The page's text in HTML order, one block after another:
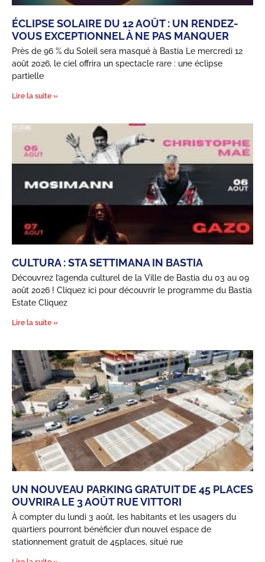
ÉCLIPSE SOLAIRE DU 12 AOÛT : UN RENDEZ-
VOUS EXCEPTIONNEL À NE PAS MANQUER
Près de 96 % du Soleil sera masqué à Bastia Le mercredi 12
août 2026, le ciel offrira un spectacle rare : une éclipse
partielle
Lire la suite »
CULTURA : STA SETTIMANA IN BASTIA
Découvrez l’agenda culturel de la Ville de Bastia du 03 au 09
août 2026 ! Cliquez ici pour découvrir le programme du Bastia
Estate Cliquez
Lire la suite »
UN NOUVEAU PARKING GRATUIT DE 45 PLACES
OUVRIRA LE 3 AOÛT RUE VITTORI
À compter du lundi 3 août, les habitants et les usagers du
quartiers pourront bénéficier d’un nouvel espace de
stationnement gratuit de 45places, situé rue